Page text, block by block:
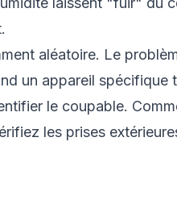
aléatoire. Le
un appareil spécifique
le coupable.
les prises